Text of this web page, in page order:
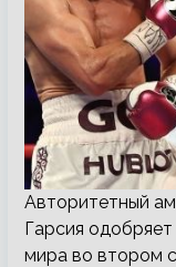
Авторитетный
Гарсия
мира во втором